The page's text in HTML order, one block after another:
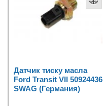
Датчик тиску масла
Ford Transit VII 50924436
SWAG (Германия)